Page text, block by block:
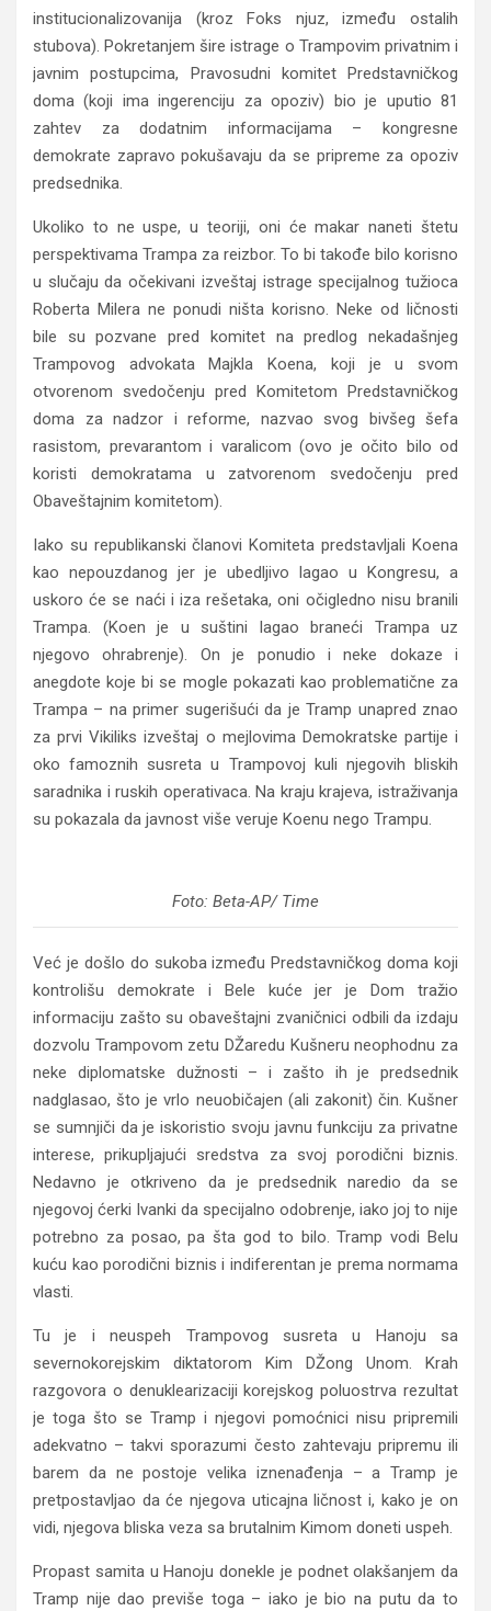
institucionalizovanija (kroz Foks njuz, između ostalih
stubova). Pokretanjem šire istrage o Trampovim privatnim i
javnim postupcima, Pravosudni komitet Predstavničkog
doma (koji ima ingerenciju za opoziv) bio je uputio 81
zahtev za dodatnim informacijama – kongresne
demokrate zapravo pokušavaju da se pripreme za opoziv
predsednika.
Ukoliko to ne uspe, u teoriji, oni će makar naneti štetu
perspektivama Trampa za reizbor. To bi takođe bilo korisno
u slučaju da očekivani izveštaj istrage specijalnog tužioca
Roberta Milera ne ponudi ništa korisno. Neke od ličnosti
bile su pozvane pred komitet na predlog nekadašnjeg
Trampovog advokata Majkla Koena, koji je u svom
otvorenom svedočenju pred Komitetom Predstavničkog
doma za nadzor i reforme, nazvao svog bivšeg šefa
rasistom, prevarantom i varalicom (ovo je očito bilo od
koristi demokratama u zatvorenom svedočenju pred
Obaveštajnim komitetom).
Iako su republikanski članovi Komiteta predstavljali Koena
kao nepouzdanog jer je ubedljivo lagao u Kongresu, a
uskoro će se naći i iza rešetaka, oni očigledno nisu branili
Trampa. (Koen je u suštini lagao braneći Trampa uz
njegovo ohrabrenje). On je ponudio i neke dokaze i
anegdote koje bi se mogle pokazati kao problematične za
Trampa – na primer sugerišući da je Tramp unapred znao
za prvi Vikiliks izveštaj o mejlovima Demokratske partije i
oko famoznih susreta u Trampovoj kuli njegovih bliskih
saradnika i ruskih operativaca. Na kraju krajeva, istraživanja
su pokazala da javnost više veruje Koenu nego Trampu.
Foto: Beta-AP/ Time
Već je došlo do sukoba između Predstavničkog doma koji
kontrolišu demokrate i Bele kuće jer je Dom tražio
informaciju zašto su obaveštajni zvaničnici odbili da izdaju
dozvolu Trampovom zetu DŽaredu Kušneru neophodnu za
neke diplomatske dužnosti – i zašto ih je predsednik
nadglasao, što je vrlo neuobičajen (ali zakonit) čin. Kušner
se sumnjiči da je iskoristio svoju javnu funkciju za privatne
interese, prikupljajući sredstva za svoj porodični biznis.
Nedavno je otkriveno da je predsednik naredio da se
njegovoj ćerki Ivanki da specijalno odobrenje, iako joj to nije
potrebno za posao, pa šta god to bilo. Tramp vodi Belu
kuću kao porodični biznis i indiferentan je prema normama
vlasti.
Tu je i neuspeh Trampovog susreta u Hanoju sa
severnokorejskim diktatorom Kim DŽong Unom. Krah
razgovora o denuklearizaciji korejskog poluostrva rezultat
je toga što se Tramp i njegovi pomoćnici nisu pripremili
adekvatno – takvi sporazumi često zahtevaju pripremu ili
barem da ne postoje velika iznenađenja – a Tramp je
pretpostavljao da će njegova uticajna ličnost i, kako je on
vidi, njegova bliska veza sa brutalnim Kimom doneti uspeh.
Propast samita u Hanoju donekle je podnet olakšanjem da
Tramp nije dao previše toga – iako je bio na putu da to